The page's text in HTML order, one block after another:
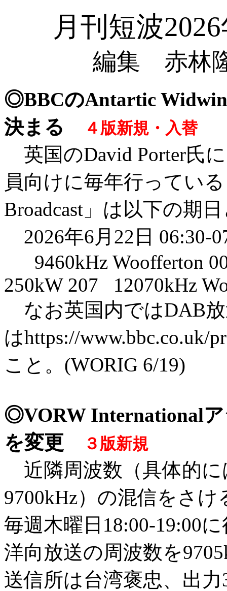
月刊短波
編集 赤林
◎BBCのAntartic
決まる
４版新規・入替
英国のDavid Porter氏
員向けに毎年行ってい
Broadcast」は以下の期
2026年6月22日 06:30-
9460kHz Woofferton
250kW 207 12070kHz
なお英国内ではDAB
はhttps://www.bbc.co.uk/
こと。(WORIG 6/19)
◎VORW Internationalア
を変更
３版新規
近隣周波数（具体的に
9700kHz）の混信をさけ
毎週木曜日18:00-19:00
洋向放送の周波数を
送信所は台湾褒忠、出